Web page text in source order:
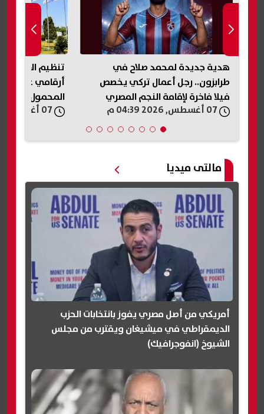
هدية جديدة لمحمد صلاح في
طرابزون.. رجل أعمال تركي يخصص
فيلا فاخرة لإقامة النجم المصري
وعائلته
تنظيم
المحمول
مالتى ميديا
أمريكي من أصل مصري يفوز بانتخابات الحزب
الديمقراطي في ميشيغان ويقترب من مجلس
الشيوخ (انفوجرافيك)